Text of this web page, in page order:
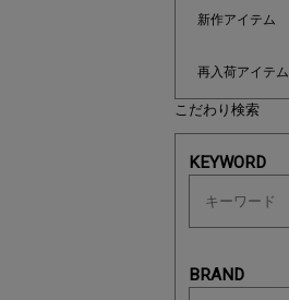
新作アイテム
再入荷アイテム
こだわり検索
KEYWORD
BRAND